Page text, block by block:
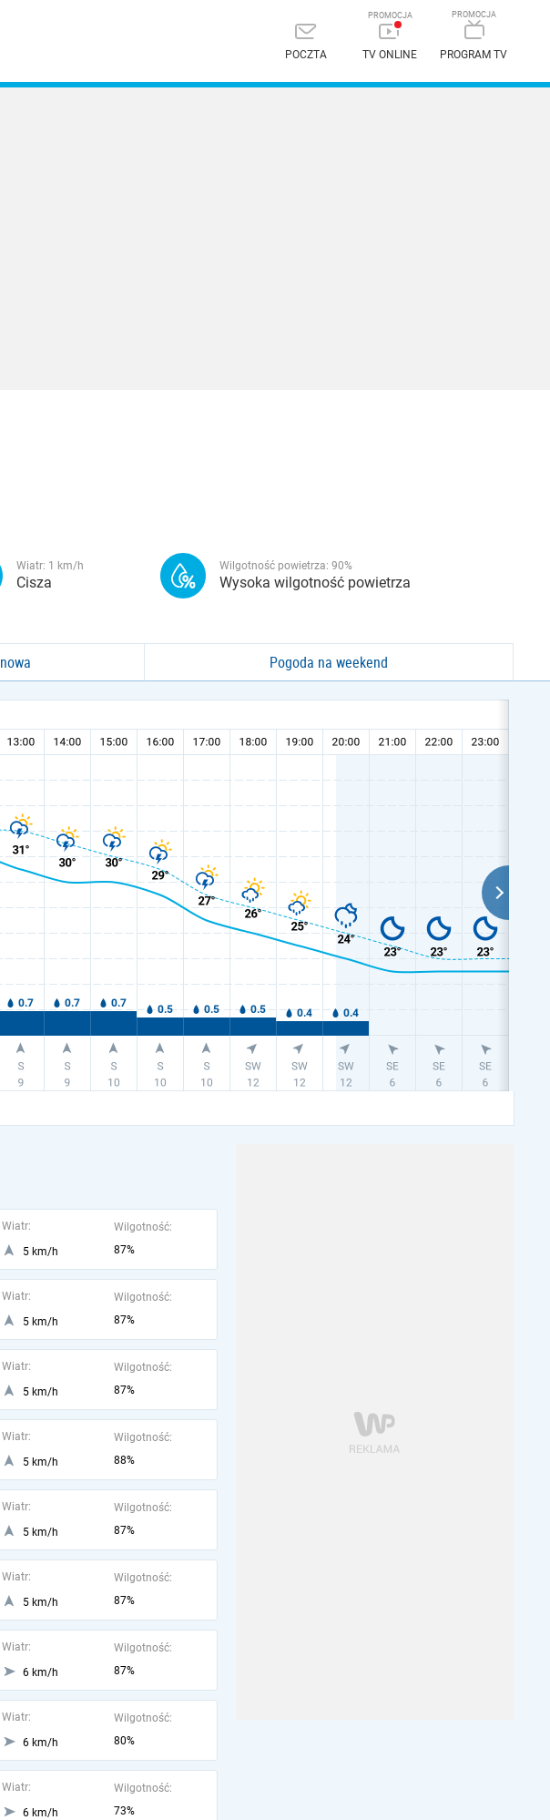
POCZTA TV ONLINE PROGRAM TV
Wiatr: 1 km/h
Cisza
Wilgotność powietrza: 90%
Wysoka wilgotność powietrza
Pogoda na weekend
Wiatr:
5 km/h
Wilgotność:
87%
Wiatr:
5 km/h
Wilgotność:
87%
Wiatr:
5 km/h
Wilgotność:
87%
Wiatr:
5 km/h
Wilgotność:
88%
Wiatr:
5 km/h
Wilgotność:
87%
Wiatr:
5 km/h
Wilgotność:
87%
Wiatr:
6 km/h
Wilgotność:
87%
Wiatr:
6 km/h
Wilgotność:
80%
Wiatr:
6 km/h
Wilgotność:
73%